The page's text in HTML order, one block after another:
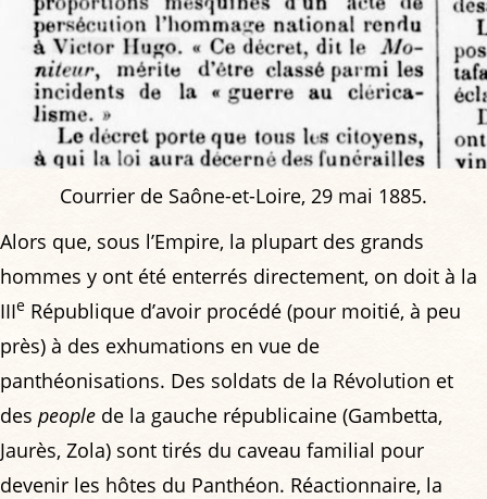
Courrier de Saône-et-Loire, 29 mai 1885.
Alors que, sous l’Empire, la plupart des grands
hommes y ont été enterrés directement, on doit à la
IIIe République d’avoir procédé (pour moitié, à peu
près) à des exhumations en vue de
panthéonisations. Des soldats de la Révolution et
des people de la gauche républicaine (Gambetta,
Jaurès, Zola) sont tirés du caveau familial pour
devenir les hôtes du Panthéon. Réactionnaire, la